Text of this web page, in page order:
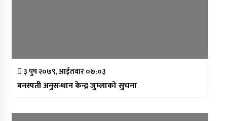
३ पुष २०७९, आईतवार ०७:०३
बनस्पती अनुसन्धान केन्द्र जुम्लाको सुचना